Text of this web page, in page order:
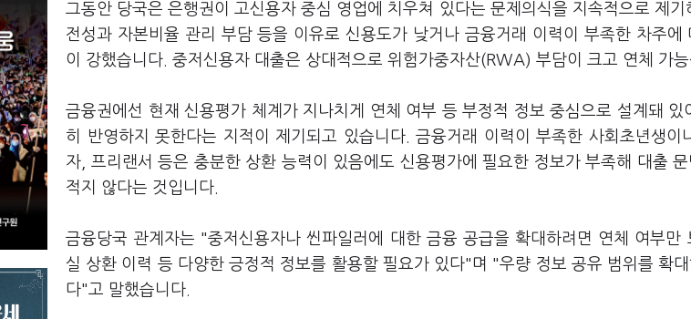
그동안 당국은 은행권이 고신용자 중심 영업에 치우쳐 있다는 문제의식을 지속적으로 제기
전성과 자본비율 관리 부담 등을 이유로 신용도가 낮거나 금융거래 이력이 부족한 차주에
이 강했습니다. 중저신용자 대출은 상대적으로 위험가중자산(RWA) 부담이 크고 연체 가
금융권에선 현재 신용평가 체계가 지나치게 연체 여부 등 부정적 정보 중심으로 설계돼 있
히 반영하지 못한다는 지적이 제기되고 있습니다. 금융거래 이력이 부족한 사회초년생이
자, 프리랜서 등은 충분한 상환 능력이 있음에도 신용평가에 필요한 정보가 부족해 대출
적지 않다는 것입니다.
금융당국 관계자는 "중저신용자나 씬파일러에 대한 금융 공급을 확대하려면 연체 여부만
실 상환 이력 등 다양한 긍정적 정보를 활용할 필요가 있다"며 "우량 정보 공유 범위를 확
다"고 말했습니다.